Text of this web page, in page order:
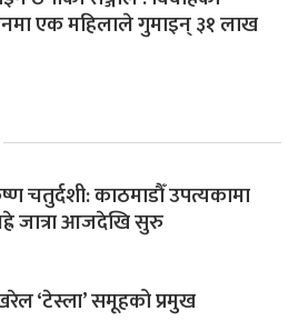
एक महिलाले गुमाइन् ३१ लाख
चतुर्दशी: काठमाडौँ उपत्यकामा
जात्रा आजदेखि सुरु
‘टेस्ला’ समूहको प्रमुख